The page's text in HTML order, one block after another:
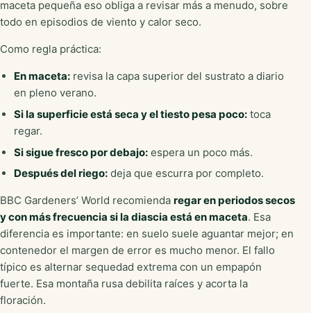
maceta pequeña eso obliga a revisar más a menudo, sobre
todo en episodios de viento y calor seco.
Como regla práctica:
En maceta:revisa la capa superior del sustrato a diario
en pleno verano.
Si la superficie está seca y el tiesto pesa poco:toca
regar.
Si sigue fresco por debajo:espera un poco más.
Después del riego:deja que escurra por completo.
BBC Gardeners’ World recomienda regar en periodos secos
y con más frecuencia si la diascia está en maceta. Esa
diferencia es importante: en suelo suele aguantar mejor; en
contenedor el margen de error es mucho menor. El fallo
típico es alternar sequedad extrema con un empapón
fuerte. Esa montaña rusa debilita raíces y acorta la
floración.